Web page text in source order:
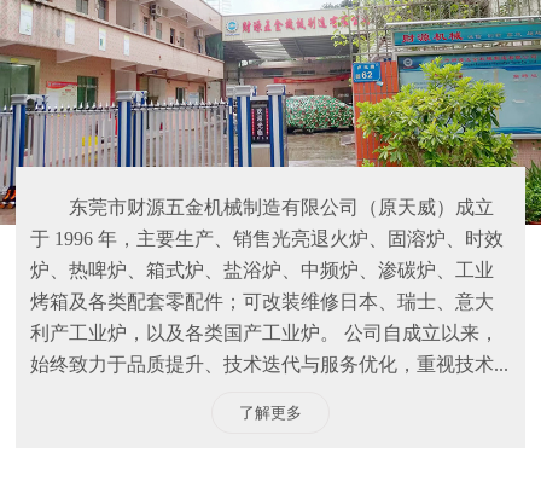
东莞市财源五金机械制造有限公司（原天威）成立
于 1996 年，主要生产、销售光亮退火炉、固溶炉、时效
炉、热啤炉、箱式炉、盐浴炉、中频炉、渗碳炉、工业
烤箱及各类配套零配件；可改装维修日本、瑞士、意大
利产工业炉，以及各类国产工业炉。 公司自成立以来，
始终致力于品质提升、技术迭代与服务优化，重视技术...
了解更多